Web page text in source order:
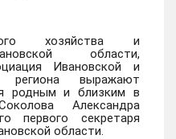
хозяйства и
области,
Ивановской и
региона выражают
родным и близким в
Александра
первого секретаря
области.